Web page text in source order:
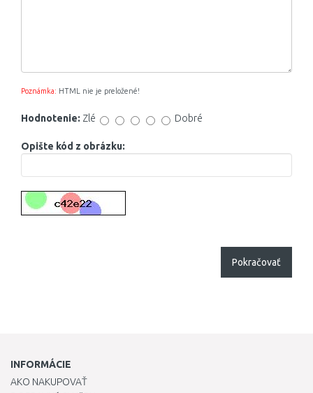
Poznámka: HTML nie je preložené!
Hodnotenie: Zlé Dobré
Opište kód z obrázku:
Pokračovať
INFORMÁCIE
AKO NAKUPOVAŤ